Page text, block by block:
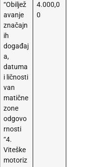
“Obiljež
avanje
značajn
ih
događaj
a,
datuma
i ličnosti
van
matične
zone
odgovo
rnosti
“4.
Viteške
motoriz
4.000,0
0